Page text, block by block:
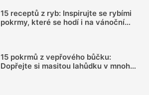
15 receptů z ryb: Inspirujte se rybími
pokrmy, které se hodí i na vánoční
15 pokrmů z vepřového bůčku:
Dopřejte si masitou lahůdku v mnoha